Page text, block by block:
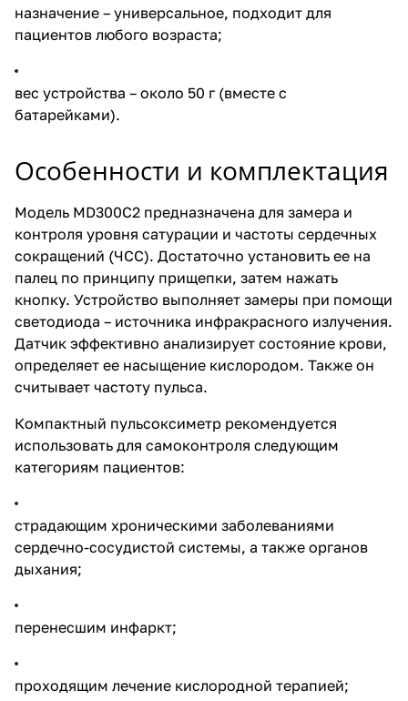
назначение – универсальное, подходит для
пациентов любого возраста;
вес устройства – около 50 г (вместе с
батарейками).
Особенности и комплектация
Модель MD300C2 предназначена для замера и
контроля уровня сатурации и частоты сердечных
сокращений (ЧСС). Достаточно установить ее на
палец по принципу прищепки, затем нажать
кнопку. Устройство выполняет замеры при помощи
светодиода – источника инфракрасного излучения.
Датчик эффективно анализирует состояние крови,
определяет ее насыщение кислородом. Также он
считывает частоту пульса.
Компактный пульсоксиметр рекомендуется
использовать для самоконтроля следующим
категориям пациентов:
страдающим хроническими заболеваниями
сердечно-сосудистой системы, а также органов
дыхания;
перенесшим инфаркт;
проходящим лечение кислородной терапией;